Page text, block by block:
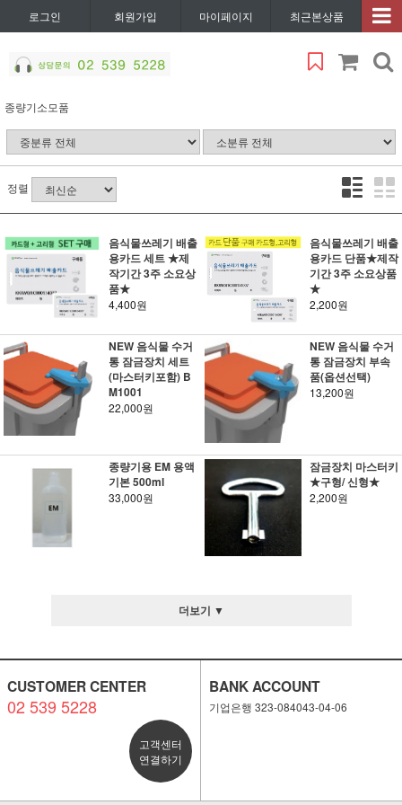
로그인 회원가입 마이페이지 최근본상품
종량기소모품
정렬
음식물쓰레기 배출
용카드 세트 ★제
작기간 3주 소요상
품★
4,400원
음식물쓰레기 배출
용카드 단품★제작
기간 3주 소요상품
★
2,200원
NEW 음식물 수거
통 잠금장치 세트
(마스터키포함) B
M1001
22,000원
NEW 음식물 수거
통 잠금장치 부속
품(옵션선택)
13,200원
종량기용 EM 용액
기본 500ml
33,000원
잠금장치 마스터키
★구형/ 신형★
2,200원
더보기 ▼
CUSTOMER CENTER
02 539 5228
고객센터
연결하기
BANK ACCOUNT
기업은행 323-084043-04-06